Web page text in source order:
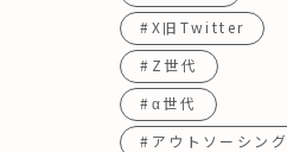
#X旧Twitter
#Z世代
#α世代
#アウトソーシング